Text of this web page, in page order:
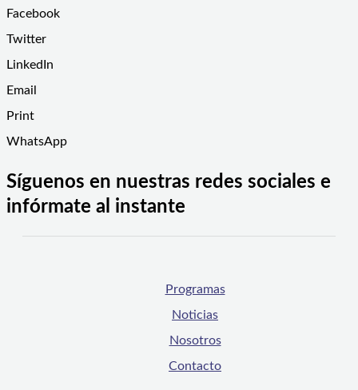
Facebook
Twitter
LinkedIn
Email
Print
WhatsApp
Síguenos en nuestras redes sociales e
infórmate al instante
Programas
Noticias
Nosotros
Contacto